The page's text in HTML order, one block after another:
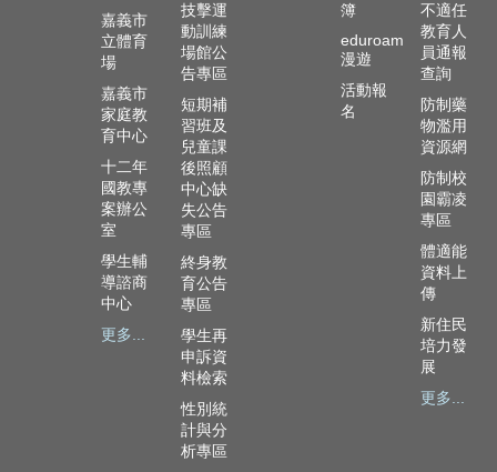
嘉義市
立體育
場
嘉義市
家庭教
育中心
十二年
國教專
案辦公
室
學生輔
導諮商
中心
更多...
技擊運
動訓練
場館公
告專區
短期補
習班及
兒童課
後照顧
中心缺
失公告
專區
終身教
育公告
專區
學生再
申訴資
料檢索
性別統
計與分
析專區
簿
eduroam
漫遊
活動報
名
不適任
教育人
員通報
查詢
防制藥
物濫用
資源網
防制校
園霸凌
專區
體適能
資料上
傳
新住民
培力發
展
更多...